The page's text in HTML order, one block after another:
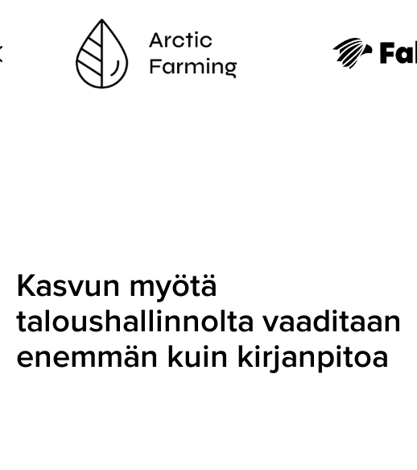
Kasvun myötä
taloushallinnolta vaaditaan
enemmän kuin kirjanpitoa